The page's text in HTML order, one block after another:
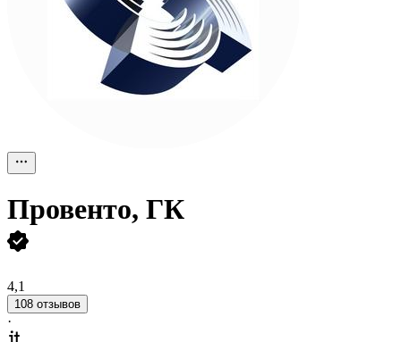
Провенто, ГК
4,1
108 отзывов
·